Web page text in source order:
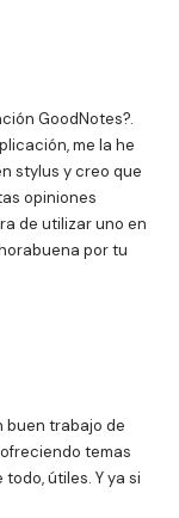
GoodNotes?.
me la he
stylus y creo que
opiniones
de utilizar uno en
por tu
buen trabajo de
temas
útiles. Y ya si